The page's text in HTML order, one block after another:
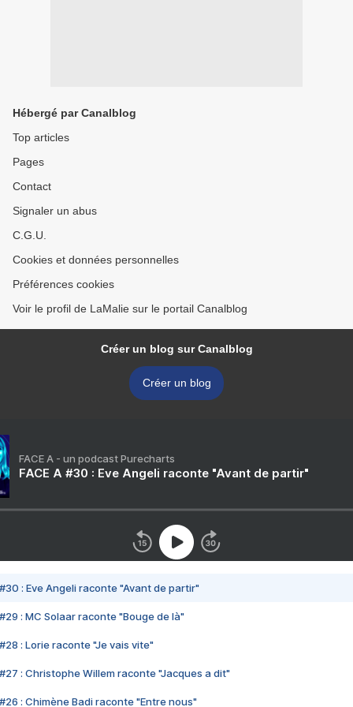
Hébergé par Canalblog
Top articles
Pages
Contact
Signaler un abus
C.G.U.
Cookies et données personnelles
Préférences cookies
Voir le profil de LaMalie sur le portail Canalblog
Créer un blog sur Canalblog
Créer un blog
FACE A - un podcast Purecharts
FACE A #30 : Eve Angeli raconte "Avant de partir"
#30 : Eve Angeli raconte "Avant de partir"
#29 : MC Solaar raconte "Bouge de là"
#28 : Lorie raconte "Je vais vite"
#27 : Christophe Willem raconte "Jacques a dit"
#26 : Chimène Badi raconte "Entre nous"